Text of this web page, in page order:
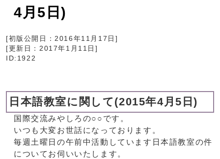
4月5日)
[初版公開日：2016年11月17日 ]
[更新日： 2017年1月11日 ]
ID:1922
日本語教室に関して(2015年4月5日)
国際交流みやしろの○○です。
いつも大変お世話になっております。
毎週土曜日の午前中活動しています日本語教室の件
についてお伺いいたします。